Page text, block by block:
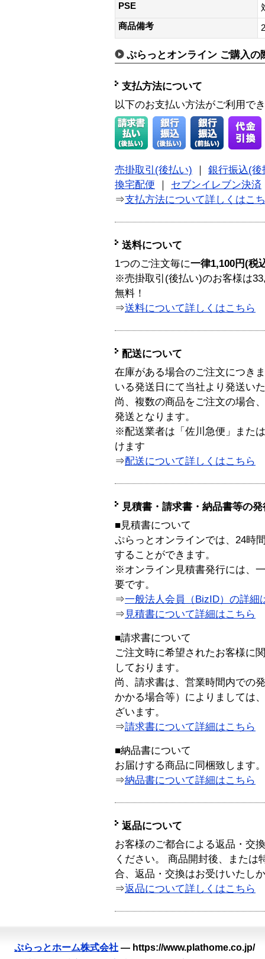
PSE
商品備考
ぷらっとオンライン ご購入の
支払方法について
以下のお支払い方法がご利用で
売掛取引(後払い)
銀行振込(後
換宅配便
セブンイレブン決済
⇒支払方法について詳しくはこ
送料について
1つのご注文毎に一律1,100円(税
※売掛取引(後払い)のお客様は
無料！
⇒送料について詳しくはこちら
配送について
在庫がある場合のご注文につき
いる発送日にて当社より発送い
尚、複数の商品をご注文の場合
発送となります。
※配送業者は「佐川急便」また
けます
⇒配送について詳しくはこちら
見積書・請求書・納品書等の
■見積書について
ぷらっとオンラインでは、24時
することができます。
※オンライン見積書発行には、
要です。
⇒一般法人会員（BizID）の詳細
⇒ 見積書について詳細はこちら
■請求書について
ご注文時に希望されたお客様に
しております。
尚、請求書は、営業時間内での
かかる場合等）によりましては
ざいます。
⇒請求書について詳細はこちら
■納品書について
お届けする商品に同梱致します。
⇒納品書について詳細はこちら
返品について
お客様のご都合による返品・交
ください。 商品開封後、または
合、返品・交換はお受けいたし
⇒返品について詳しくはこちら
ぷらっとホーム株式会社 — https://www.plathome.co.jp/